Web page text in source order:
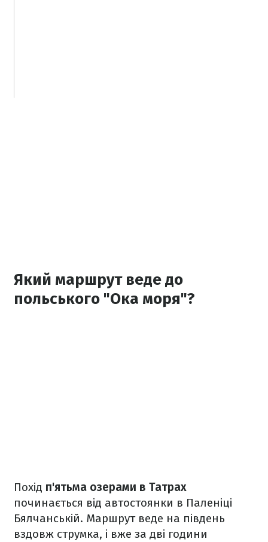
Який маршрут веде до
польського "Ока моря"?
Похід п'ятьма озерами в Татрах
починається від автостоянки в Паленіці
Бялчанській. Маршрут веде на південь
вздовж струмка, і вже за дві години